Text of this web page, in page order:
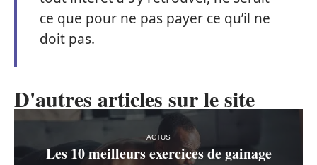
ce que pour ne pas payer ce qu’il ne
doit pas.
D'autres articles sur le site
ACTUS
Les 10 meilleurs exercices de gainage